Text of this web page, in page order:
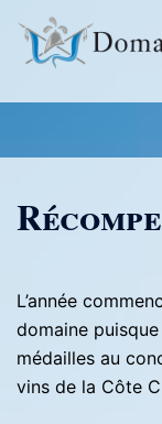
contenu
L’année
domaine
médailles au
vins de la Côte